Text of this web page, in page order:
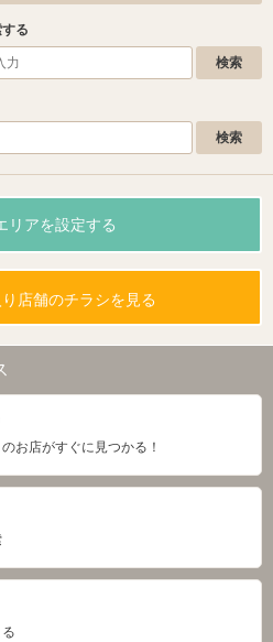
る
リアを設定する
店舗のチラシを見る
お店がすぐに見つかる！